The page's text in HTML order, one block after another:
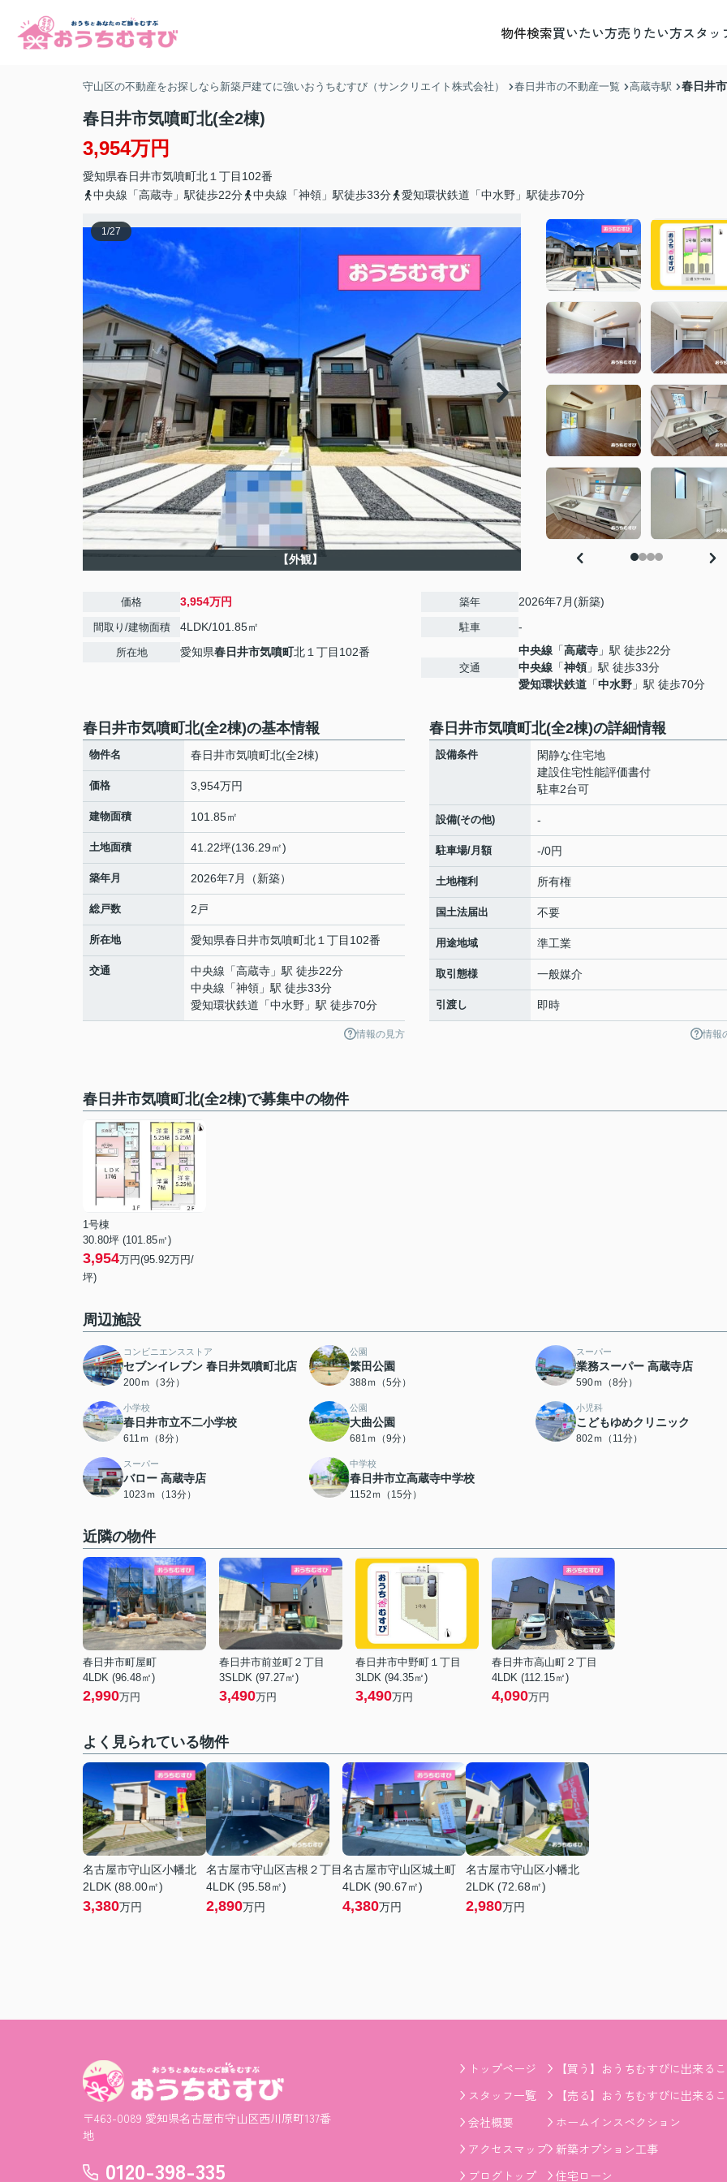
物件検索買いたい方売りたい方スタッ
守山区の不動産をお探しなら新築戸建てに強いおうちむすび（サンクリエイト株式会社） 春日井市の不動産一覧 高蔵寺駅 春日井
春日井市気噴町北(全2棟)
3,954万円
愛知県春日井市気噴町北１丁目102番
中央線「高蔵寺」駅徒歩22分
中央線「神領」駅徒歩33分 愛知環状鉄道「中水野」駅徒歩70分
1/27
【外観】
価格 3,954万円
間取り/建物面積 4LDK/101.85㎡
所在地 愛知県春日井市気噴町北１丁目102番
築年 2026年7月(新築)
駐車 -
交通
中央線 「高蔵寺 」駅 徒歩22分
中央線 「神領」駅 徒歩33分
愛知環状鉄道 「中水野 」駅 徒歩70分
春日井市気噴町北(全2棟)の基本情報
物件名 春日井市気噴町北(全2棟)
価格 3,954万円
建物面積 101.85㎡
土地面積 41.22坪(136.29㎡)
築年月 2026年7月（新築）
総戸数 2戸
所在地 愛知県春日井市気噴町北１丁目102番
交通 中央線 「高蔵寺 」駅 徒歩22分
中央線 「神領 」駅 徒歩33分
愛知環状鉄道 「中水野 」駅 徒歩70分
情報の見方
春日井市気噴町北(全2棟)の詳細情報
設備条件
閑静な住宅地
建設住宅性能評価書付
駐車2台可
設備(その他) -
駐車場/月額 -/0円
土地権利 所有権
国土法届出 不要
用途地域 準工業
取引態様 一般媒介
引渡し 即時
情報
春日井市気噴町北(全2棟)で募集中の物件
1号棟
30.80坪 (101.85㎡)
3,954万円(95.92万円/
坪)
周辺施設
コンビニエンスストア
セブンイレブン 春日井気噴町北店
200ｍ（3分）
公園
繁田公園
388ｍ（5分）
スーパー
業務スーパー 高蔵寺店
590ｍ（8分）
小学校
春日井市立不二小学校
611ｍ（8分）
公園
大曲公園
681ｍ（9分）
小児科
こどもゆめクリニック
802ｍ（11分）
スーパー
バロー 高蔵寺店
1023ｍ（13分）
中学校
春日井市立高蔵寺中学校
1152ｍ（15分）
近隣の物件
春日井市町屋町
4LDK (96.48㎡)
2,990万円
春日井市前並町２丁目
3SLDK (97.27㎡)
3,490万円
春日井市中野町１丁目
3LDK (94.35㎡)
3,490万円
春日井市高山町２丁目
4LDK (112.15㎡)
4,090万円
よく見られている物件
名古屋市守山区小幡北
2LDK (88.00㎡)
3,380万円
名古屋市守山区吉根２丁目
4LDK (95.58㎡)
2,890万円
名古屋市守山区城土町
4LDK (90.67㎡)
4,380万円
名古屋市守山区小幡北
2LDK (72.68㎡)
2,980万円
〒463-0089 愛知県名古屋市守山区西川原町137番
地
0120-398-335
トップページ
スタッフ一覧
会社概要
アクセスマップ
ブログトップ
【買う】おうちむすびに出来る
【売る】おうちむすびに出来る
ホームインスペクション
新築オプション工事
住宅ローン